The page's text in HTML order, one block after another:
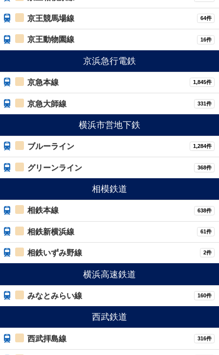
京王競馬場線 64件
京王動物園線 16件
京浜急行電鉄
京急本線 1,845件
京急大師線 331件
横浜市営地下鉄
ブルーライン 1,284件
グリーンライン 368件
相模鉄道
相鉄本線 638件
相鉄新横浜線 61件
相鉄いずみ野線 2件
横浜高速鉄道
みなとみらい線 160件
西武鉄道
西武拝島線 316件